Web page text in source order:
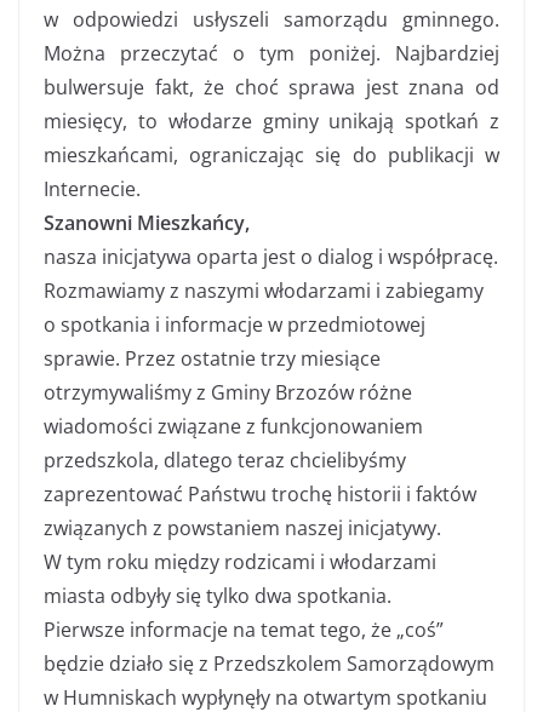
w odpowiedzi usłyszeli samorządu gminnego.
Można przeczytać o tym poniżej. Najbardziej
bulwersuje fakt, że choć sprawa jest znana od
miesięcy, to włodarze gminy unikają spotkań z
mieszkańcami, ograniczając się do publikacji w
Internecie.
Szanowni Mieszkańcy,
nasza inicjatywa oparta jest o dialog i współpracę.
Rozmawiamy z naszymi włodarzami i zabiegamy
o spotkania i informacje w przedmiotowej
sprawie. Przez ostatnie trzy miesiące
otrzymywaliśmy z Gminy Brzozów różne
wiadomości związane z funkcjonowaniem
przedszkola, dlatego teraz chcielibyśmy
zaprezentować Państwu trochę historii i faktów
związanych z powstaniem naszej inicjatywy.
W tym roku między rodzicami i włodarzami
miasta odbyły się tylko dwa spotkania.
Pierwsze informacje na temat tego, że „coś”
będzie działo się z Przedszkolem Samorządowym
w Humniskach wypłynęły na otwartym spotkaniu